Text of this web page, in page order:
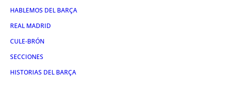
HABLEMOS DEL BARÇA
REAL MADRID
CULE-BRÓN
SECCIONES
HISTORIAS DEL BARÇA